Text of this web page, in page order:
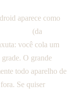
aparece como
(da
você cola um
O grande
todo aparelho de
Se quiser